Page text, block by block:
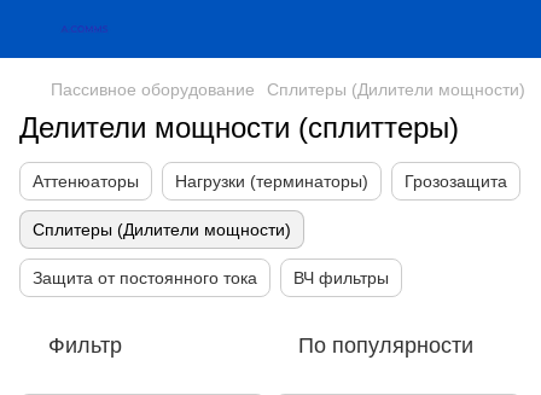
Пассивное оборудование Сплитеры (Дилители мощности)
Делители мощности (сплиттеры)
Аттенюаторы Нагрузки (терминаторы) Грозозащита
Сплитеры (Дилители мощности)
Защита от постоянного тока ВЧ фильтры
Фильтр По популярности